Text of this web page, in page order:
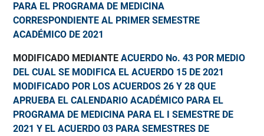
PARA EL PROGRAMA DE MEDICINA
CORRESPONDIENTE AL PRIMER SEMESTRE
ACADÉMICO DE 2021
MODIFICADO MEDIANTE ACUERDO No. 43 POR MEDIO
DEL CUAL SE MODIFICA EL ACUERDO 15 DE 2021
MODIFICADO POR LOS ACUERDOS 26 Y 28 QUE
APRUEBA EL CALENDARIO ACADÉMICO PARA EL
PROGRAMA DE MEDICINA PARA EL I SEMESTRE DE
2021 Y EL ACUERDO 03 PARA SEMESTRES DE